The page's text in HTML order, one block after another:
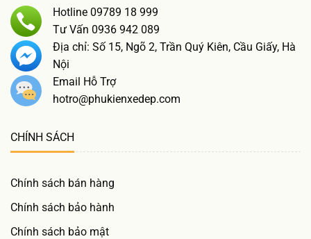
Hotline 09789 18 999
Tư Vấn 0936 942 089
Địa chỉ: Số 15, Ngõ 2, Trần Quý Kiên, Cầu Giấy, Hà
Nội
Email Hỗ Trợ
hotro@phukienxedep.com
CHÍNH SÁCH
Chính sách bán hàng
Chính sách bảo hành
Chính sách bảo mật